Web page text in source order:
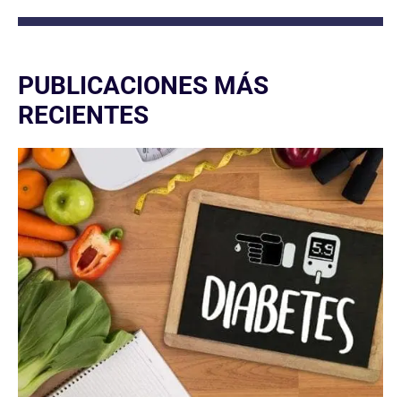
PUBLICACIONES MÁS
RECIENTES